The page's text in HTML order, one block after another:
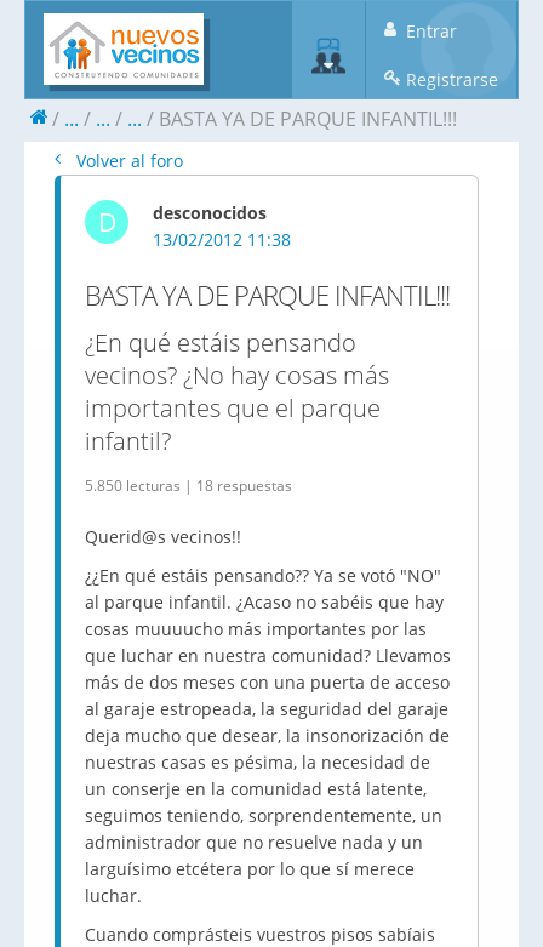
Entrar
Registrarse
... ... ... BASTA YA DE PARQUE INFANTIL!!!
Volver al foro
D
desconocidos
13/02/2012 11:38
BASTA YA DE PARQUE INFANTIL!!!
¿En qué estáis pensando
vecinos? ¿No hay cosas más
importantes que el parque
infantil?
5.850 lecturas | 18 respuestas
Querid@s vecinos!!
¿¿En qué estáis pensando?? Ya se votó "NO"
al parque infantil. ¿Acaso no sabéis que hay
cosas muuuucho más importantes por las
que luchar en nuestra comunidad? Llevamos
más de dos meses con una puerta de acceso
al garaje estropeada, la seguridad del garaje
deja mucho que desear, la insonorización de
nuestras casas es pésima, la necesidad de
un conserje en la comunidad está latente,
seguimos teniendo, sorprendentemente, un
administrador que no resuelve nada y un
larguísimo etcétera por lo que sí merece
luchar.
Cuando comprásteis vuestros pisos sabíais